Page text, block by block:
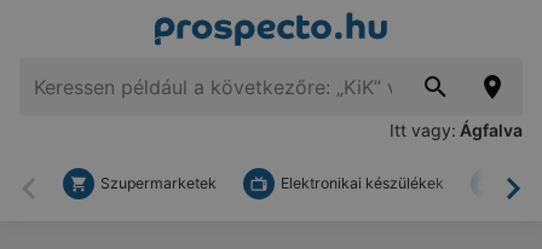
Itt vagy: Ágfalva
Vissza
Szupermarketek Elektronikai készülékek